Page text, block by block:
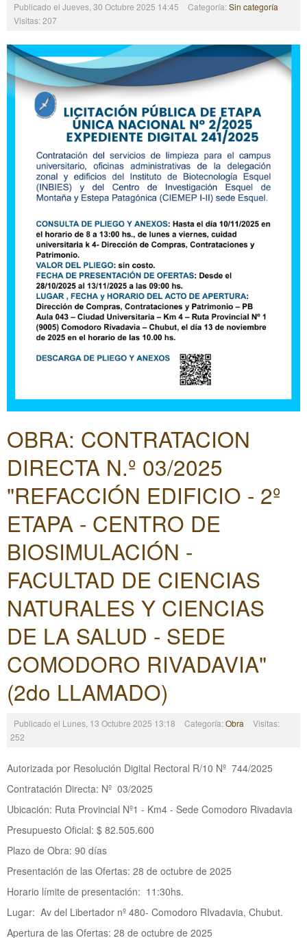
Publicado el Jueves, 30 Octubre 2025 14:45 Categoría:Sin categoría
Visitas: 207
OBRA: CONTRATACION
DIRECTA N.º 03/2025
"REFACCIÓN EDIFICIO - 2º
ETAPA - CENTRO DE
BIOSIMULACIÓN -
FACULTAD DE CIENCIAS
NATURALES Y CIENCIAS
DE LA SALUD - SEDE
COMODORO RIVADAVIA"
(2do LLAMADO)
Publicado el Lunes, 13 Octubre 2025 13:18 Categoría:Obra
Visitas:
252
Autorizada por Resolución Digital Rectoral R/10 Nº 744/2025
Contratación Directa: Nº 03/2025
Ubicación: Ruta Provincial Nº1 - Km4 - Sede Comodoro Rivadavia
Presupuesto Oficial: $ 82.505.600
Plazo de Obra: 90 días
Presentación de las Ofertas: 28 de octubre de 2025
Horario límite de presentación: 11:30hs.
Lugar: Av del Libertador nº 480- Comodoro RIvadavia, Chubut.
Apertura de las Ofertas: 28 de octubre de 2025